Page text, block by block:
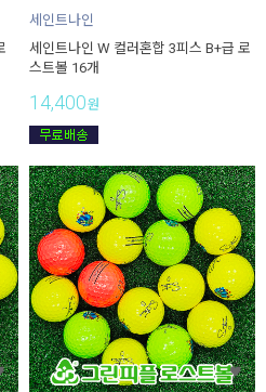
세인트나인
세인트나인 W 컬러혼합 3피스 B+급 로
스트볼 16개
14,400원